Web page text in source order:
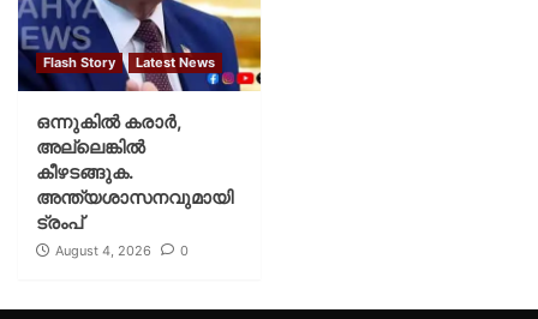
Flash Story Latest News
ഒന്നുകില്‍ കരാര്‍,
അല്ലെങ്കില്‍
കീഴടങ്ങുക.
അന്ത്യശാസനവുമായി
ട്രംപ്
August 4, 2026 0